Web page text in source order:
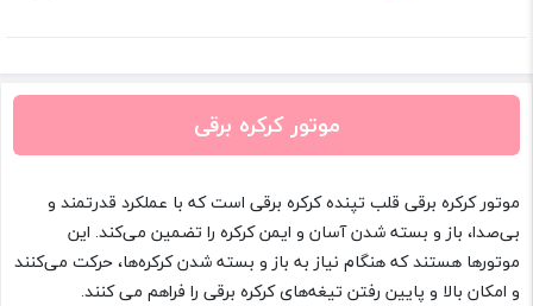
موتور کرکره برقی
موتور کرکره برقی قلب تپنده کرکره برقی است که با عملکرد قدرتمند و
بی‌صدا، باز و بسته شدن آسان و ایمن کرکره را تضمین می‌کند. این
موتورها هستند که هنگام نیاز به باز و بسته شدن کرکره‌ها، حرکت می‌کنند
و امکان بالا و پایین رفتن تیغه‌های کرکره برقی را فراهم می کنند.